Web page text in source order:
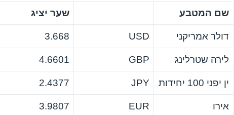
שם המטבע שער יציג
דולר אמריקני USD
3.668
לירה שטרלינג GBP
4.6601
ין יפני 100 יחידות JPY
2.4377
אירו EUR
3.9807